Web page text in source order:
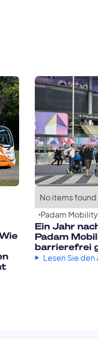
No items found.
Padam Mobility
Ein Jahr
Padam
barrierefrei
Lesen Sie den